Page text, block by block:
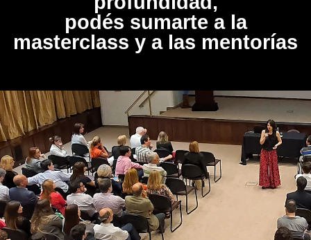
podés sumarte a la
masterclass y a las mentorías